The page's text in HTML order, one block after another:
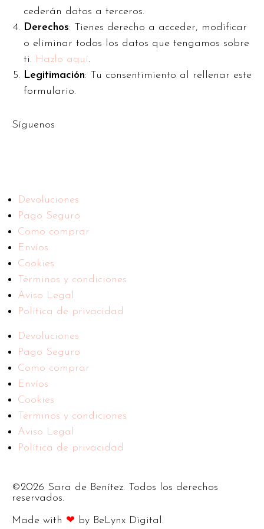
cederán datos a terceros.
Derechos: Tienes derecho a acceder, modificar
o eliminar todos los datos que tengamos sobre
ti. Hazlo aquí.
Legitimación: Tu consentimiento al rellenar este
formulario.
Síguenos
Devoluciones
Pago Seguro
Como comprar
Envíos
Cookies
Términos y condiciones
Aviso Legal
Política de privacidad
Devoluciones
Pago Seguro
Como comprar
Envíos
Cookies
Términos y condiciones
Aviso Legal
Política de privacidad
©2026 Sara de Benítez. Todos los derechos
reservados.
Made with ❤ by BeLynx Digital.​​